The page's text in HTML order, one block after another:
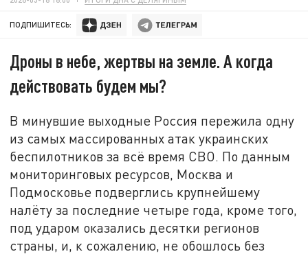
ПОДПИШИТЕСЬ:
Дроны в небе, жертвы на земле. А когда
действовать будем мы?
В минувшие выходные Россия пережила одну
из самых массированных атак украинских
беспилотников за всё время СВО. По данным
мониторинговых ресурсов, Москва и
Подмосковье подверглись крупнейшему
налёту за последние четыре года, кроме того,
под ударом оказались десятки регионов
страны, и, к сожалению, не обошлось без